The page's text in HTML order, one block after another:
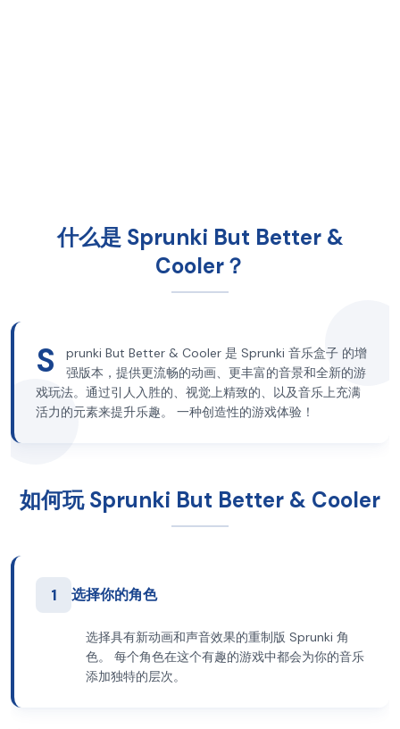
什么是 Sprunki But Better &
Cooler？
S
prunki But Better & Cooler 是 Sprunki 音乐盒子 的增
强版本，提供更流畅的动画、更丰富的音景和全新的游
戏玩法。通过引人入胜的、视觉上精致的、以及音乐上充满
活力的元素来提升乐趣。 一种创造性的游戏体验！
如何玩 Sprunki But Better & Cooler
1 选择你的角色
选择具有新动画和声音效果的重制版 Sprunki 角
色。 每个角色在这个有趣的游戏中都会为你的音乐
添加独特的层次。